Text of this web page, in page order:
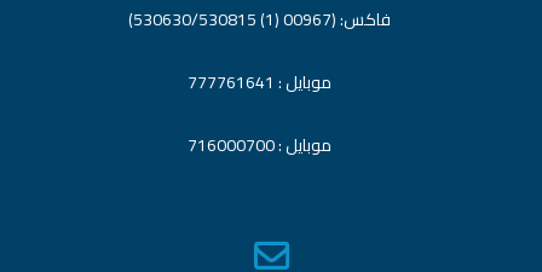
فاكس: (00967 (1) 530630/530815)
موبايل : 777761641
موبايل : 716000700